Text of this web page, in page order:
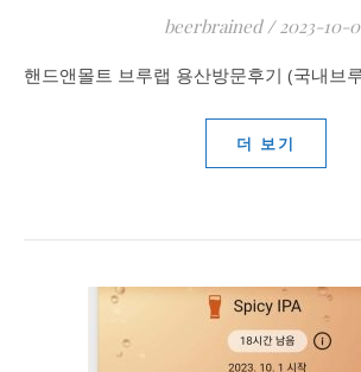
beerbrained / 2023-10-
핸드앤몰트 브루랩 용산방문후기 (국내브
더 보기